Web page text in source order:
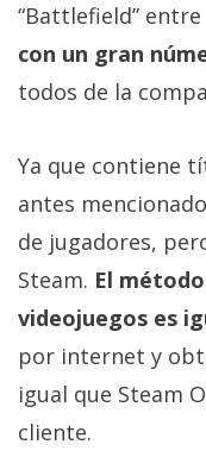
“Battlefield”
con un gran
todos de la
Ya que contiene
antes
de jugadores,
Steam. El
videojuegos es
por internet y
igual que Steam
cliente.